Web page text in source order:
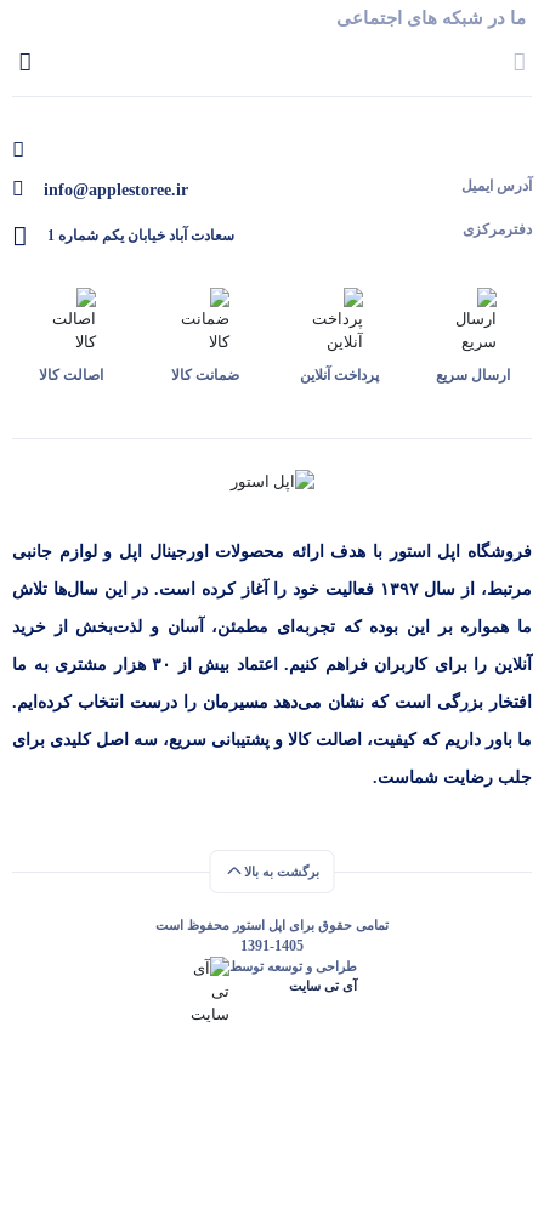
ما در شبکه های اجتماعی
آدرس ایمیل
دفترمرکزی
info@applestoree.ir
سعادت آباد خیابان یکم شماره 1
ارسال سریع پرداخت آنلاین ضمانت کالا اصالت کالا
فروشگاه اپل استور با هدف ارائه‌ محصولات اورجینال اپل و لوازم جانبی
مرتبط، از سال ۱۳۹۷ فعالیت خود را آغاز کرده است. در این سال‌ها تلاش
ما همواره بر این بوده که تجربه‌ای مطمئن، آسان و لذت‌بخش از خرید
آنلاین را برای کاربران فراهم کنیم. اعتماد بیش از ۳۰ هزار مشتری به ما
افتخار بزرگی است که نشان می‌دهد مسیرمان را درست انتخاب کرده‌ایم.
ما باور داریم که کیفیت، اصالت کالا و پشتیبانی سریع، سه اصل کلیدی برای
جلب رضایت شماست.
برگشت به بالا
تمامی حقوق برای اپل استور محفوظ است
1391-1405
طراحی و توسعه توسط
آی تی سایت